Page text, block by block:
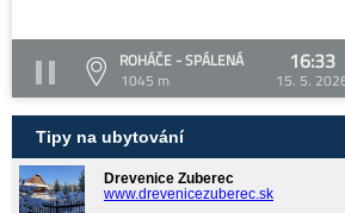
ROHÁČE - SPÁLENÁ
1045 m
16:33
15. 5.
Tipy na ubytování
Drevenice Zuberec
www.drevenicezuberec.sk